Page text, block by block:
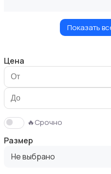
Головные уборы
Показать
Цена
🔥Срочно
Размер
Не выбрано